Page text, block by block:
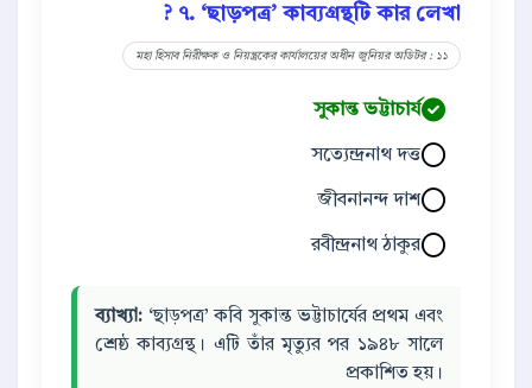
৭. ‘ছাড়পত্র’ কাব্যগ্রন্থটি কার লেখা ?
মহা হিসাব নিরীক্ষক ও নিয়ন্ত্রকের কার্যালয়ের অধীন জুনিয়র অডিটর : ১১
সুকান্ত ভট্টাচার্য
সত্যেন্দ্রনাথ দত্ত
জীবনানন্দ দাশ
রবীন্দ্রনাথ ঠাকুর
ব্যাখ্যা: ‘ছাড়পত্র’ কবি সুকান্ত ভট্টাচার্যের প্রথম এবং
শ্রেষ্ঠ কাব্যগ্রন্থ। এটি তাঁর মৃত্যুর পর ১৯৪৮ সালে
প্রকাশিত হয়।